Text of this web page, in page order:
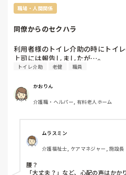
職場・人間関係
同僚からのセクハラ
利用者様のトイレ介助の時にトイ
トイレ介助 老健 職員
かおりん
介護職・ヘルパー, 有料老人ホーム
ムラスミン
介護福祉士, ケアマネジャー, 施設
腰？
「大丈夫？」など、心配の声はかか